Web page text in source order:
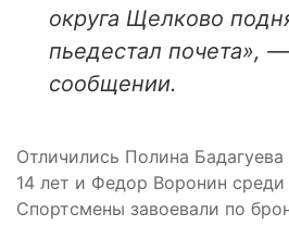
округа Щелково
пьедестал почета»,
сообщении.
Отличились Полина
14 лет и Федор Воронин
Спортсмены завоевали по